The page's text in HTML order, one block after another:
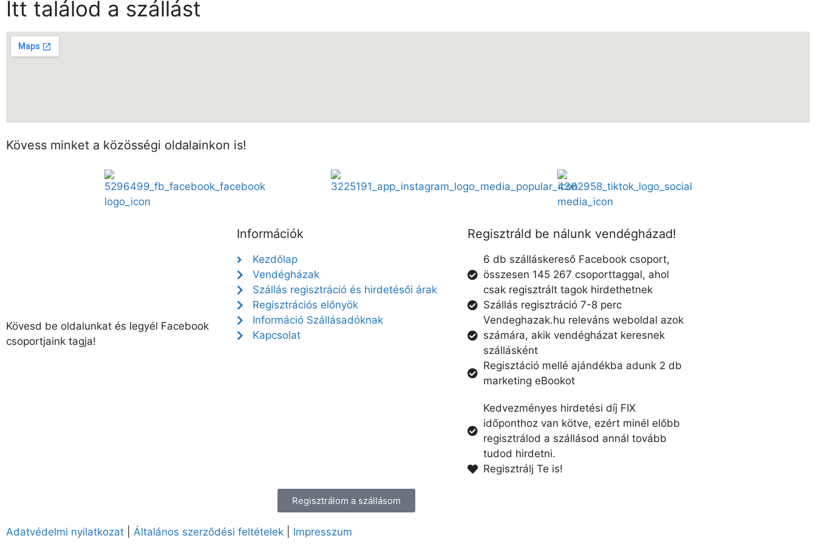
Itt találod a szállást
Kövess minket a közösségi oldalainkon is!
Kövesd be oldalunkat és legyél Facebook
csoportjaink tagja!
Információk
Kezdőlap
Vendégházak
Szállás regisztráció és hirdetésői árak
Regisztrációs előnyök
Információ Szállásadóknak
Kapcsolat
Regisztráld be nálunk vendégházad!
6 db szálláskereső Facebook csoport,
összesen 145 267 csoporttaggal, ahol
csak regisztrált tagok hirdethetnek
Szállás regisztráció 7-8 perc
Vendeghazak.hu releváns weboldal azok
számára, akik vendégházat keresnek
szállásként
Regisztáció mellé ajándékba adunk 2 db
marketing eBookot
Kedvezményes hirdetési díj FIX
időponthoz van kötve, ezért minél előbb
regisztrálod a szállásod annál tovább
tudod hirdetni.
Regisztrálj Te is!
Regisztrálom a szállásom
Adatvédelmi nyilatkozat Általános szerződési feltételek Impresszum